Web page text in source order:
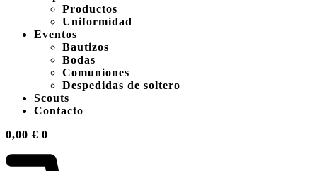
Productos
Uniformidad
Eventos
Bautizos
Bodas
Comuniones
Despedidas de soltero
Scouts
Contacto
0,00 € 0